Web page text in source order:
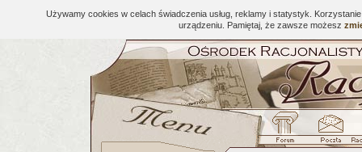
Używamy cookies w celach świadczenia usług, reklamy i statystyk.
urządzeniu. Pamiętaj, że zawsze możesz